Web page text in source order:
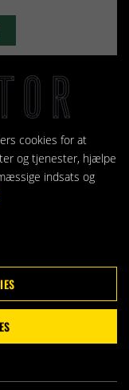
cookies for at
og tjenester, hjælpe
indsats og